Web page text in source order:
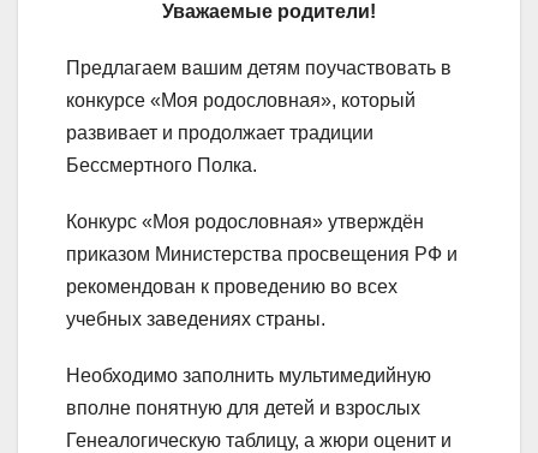
Уважаемые родители!
Предлагаем вашим детям поучаствовать в
конкурсе «Моя родословная», который
развивает и продолжает традиции
Бессмертного Полка.
Конкурс «Моя родословная» утверждён
приказом Министерства просвещения РФ и
рекомендован к проведению во всех
учебных заведениях страны.
Необходимо заполнить мультимедийную
вполне понятную для детей и взрослых
Генеалогическую таблицу, а жюри оценит и